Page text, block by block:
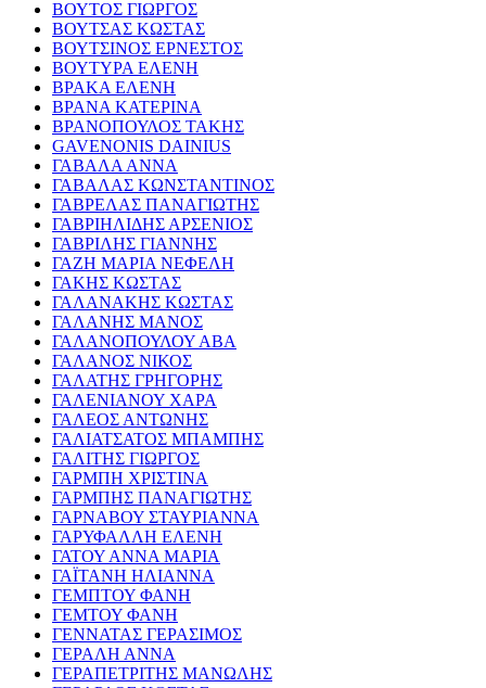
ΒΟΥΤΟΣ ΓΙΩΡΓΟΣ
ΒΟΥΤΣΑΣ ΚΩΣΤΑΣ
ΒΟΥΤΣΙΝΟΣ ΕΡΝΕΣΤΟΣ
ΒΟΥΤΥΡΑ ΕΛΕΝΗ
ΒΡΑΚΑ ΕΛΕΝΗ
ΒΡΑΝΑ ΚΑΤΕΡΙΝΑ
ΒΡΑΝΟΠΟΥΛΟΣ ΤΑΚΗΣ
GAVENONIS DAINIUS
ΓΑΒΑΛΑ ΑΝΝΑ
ΓΑΒΑΛΑΣ ΚΩΝΣΤΑΝΤΙΝΟΣ
ΓΑΒΡΕΛΑΣ ΠΑΝΑΓΙΩΤΗΣ
ΓΑΒΡΙΗΛΙΔΗΣ ΑΡΣΕΝΙΟΣ
ΓΑΒΡΙΛΗΣ ΓΙΑΝΝΗΣ
ΓΑΖΗ ΜΑΡΙΑ ΝΕΦΕΛΗ
ΓΑΚΗΣ ΚΩΣΤΑΣ
ΓΑΛΑΝΑΚΗΣ ΚΩΣΤΑΣ
ΓΑΛΑΝΗΣ ΜΑΝΟΣ
ΓΑΛΑΝΟΠΟΥΛΟΥ ΑΒΑ
ΓΑΛΑΝΟΣ ΝΙΚΟΣ
ΓΑΛΑΤΗΣ ΓΡΗΓΟΡΗΣ
ΓΑΛΕΝΙΑΝΟΥ ΧΑΡΑ
ΓΑΛΕΟΣ ΑΝΤΩΝΗΣ
ΓΑΛΙΑΤΣΑΤΟΣ ΜΠΑΜΠΗΣ
ΓΑΛΙΤΗΣ ΓΙΩΡΓΟΣ
ΓΑΡΜΠΗ ΧΡΙΣΤΙΝΑ
ΓΑΡΜΠΗΣ ΠΑΝΑΓΙΩΤΗΣ
ΓΑΡΝΑΒΟΥ ΣΤΑΥΡΙΑΝΝΑ
ΓΑΡΥΦΑΛΛΗ ΕΛΕΝΗ
ΓΑΤΟΥ ΑΝΝΑ ΜΑΡΙΑ
ΓΑΪΤΑΝΗ ΗΛΙΑΝΝΑ
ΓΕΜΠΤΟΥ ΦΑΝΗ
ΓΕΜΤΟΥ ΦΑΝΗ
ΓΕΝΝΑΤΑΣ ΓΕΡΑΣΙΜΟΣ
ΓΕΡΑΛΗ ΑΝΝΑ
ΓΕΡΑΠΕΤΡΙΤΗΣ ΜΑΝΩΛΗΣ